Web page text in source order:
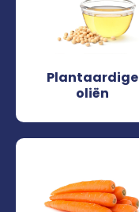
Plantaardige
oliën